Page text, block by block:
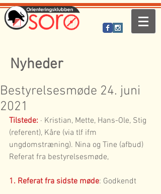
Nyheder
Bestyrelsesmøde 24. juni
2021
Tilstede: · Kristian, Mette, Hans-Ole, Stig
(referent), Kåre (via tlf ifm
ungdomstræning). Nina og Tine (afbud)
Referat fra bestyrelsesmøde,
1. Referat fra sidste møde: Godkendt